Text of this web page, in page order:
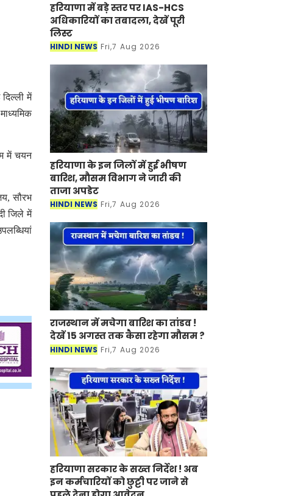
में
में चयन
सौरभ
जिले में
हरियाणा में बड़े स्तर पर IAS-HCS
अधिकारियों का तबादला, देखें पूरी
लिस्ट
HINDI NEWS Fri,7 Aug 2026
हरियाणा के इन जिलों में हुई भीषण
बारिश, मौसम विभाग ने जारी की
ताजा अपडेट
HINDI NEWS Fri,7 Aug 2026
राजस्थान में मचेगा बारिश का तांडव !
देखें 15 अगस्त तक कैसा रहेगा मौसम ?
HINDI NEWS Fri,7 Aug 2026
हरियाणा सरकार के सख्त निर्देश ! अब
इन कर्मचारियों को छुट्टी पर जाने से